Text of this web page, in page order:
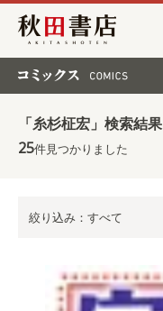
秋田書店
「糸杉柾宏」検索結果
25件見つかりました
絞り込み：すべて